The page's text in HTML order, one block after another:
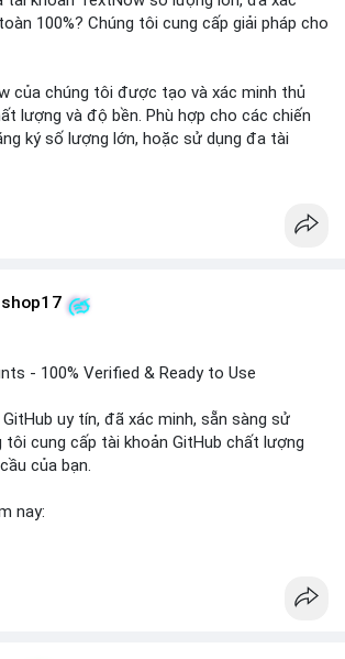
là then chốt để xác định tâm lý thị
thận trọng, tránh hành động theo cảm
tiền trong 24-48 giờ tới để xác nhận xu
ra quyết định vào lệnh.
100%? Chúng tôi cung cấp giải pháp cho
của chúng tôi được tạo và xác minh thủ
lượng và độ bền. Phù hợp cho các chiến
ký số lượng lớn, hoặc sử dụng đa tài
#pva #textnow
- 100% Verified & Ready to Use
uy tín, đã xác minh, sẵn sàng sử
tôi cung cấp tài khoản GitHub chất lượng
của bạn.
nay:
giờ